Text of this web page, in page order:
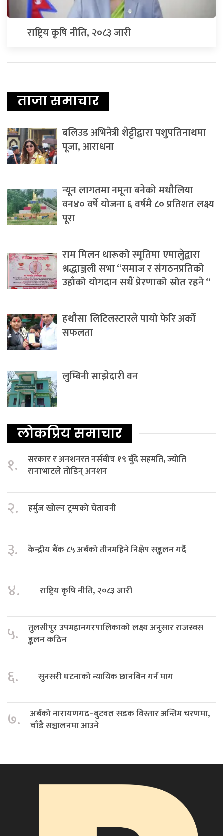
राष्ट्रिय कृषि नीति, २०८३ जारी
ताजा समाचार
बलिउड अभिनेत्री शेट्टीद्वारा पशुपतिनाथमा
पूजा, आराधना
न्यून लागतमा नमूना बनेको मधौलिया
वन४० वर्षे योजना ६ वर्षमै ८० प्रतिशत लक्ष्य
पूरा
राम मिलन थारूको स्मृतिमा एमालेुद्वारा
श्रद्धाञ्जली सभा “समाज र संगठनप्रतिको
उहाँको योगदान सधैं प्रेरणाको स्रोत रहने “
हथौसा लिटिलस्टारले पायो फेरि अर्को
सफलता
लुम्बिनी साझेदारी वन
लोकप्रिय समाचार
१.
सरकार र अनशनरत नर्सबीच १९ बुँदे सहमति, ज्योति
रानाभाटले तोडिन् अनशन
२. हर्मुज खोल्न ट्रम्पको चेतावनी
३. केन्द्रीय बैंक ८५ अर्बको तीनमहिने निक्षेप सङ्कलन गर्दै
४. राष्ट्रिय कृषि नीति, २०८३ जारी
५.
तुलसीपुर उपमहानगरपालिकाको लक्ष्य अनुसार राजस्वस
ङ्कलन कठिन
६. सुनसरी घटनाको न्यायिक छानबिन गर्न माग
७.
अर्बको नारायणगढ–बुटवल सडक विस्तार अन्तिम चरणमा,
चाँडै सञ्चालनमा आउने